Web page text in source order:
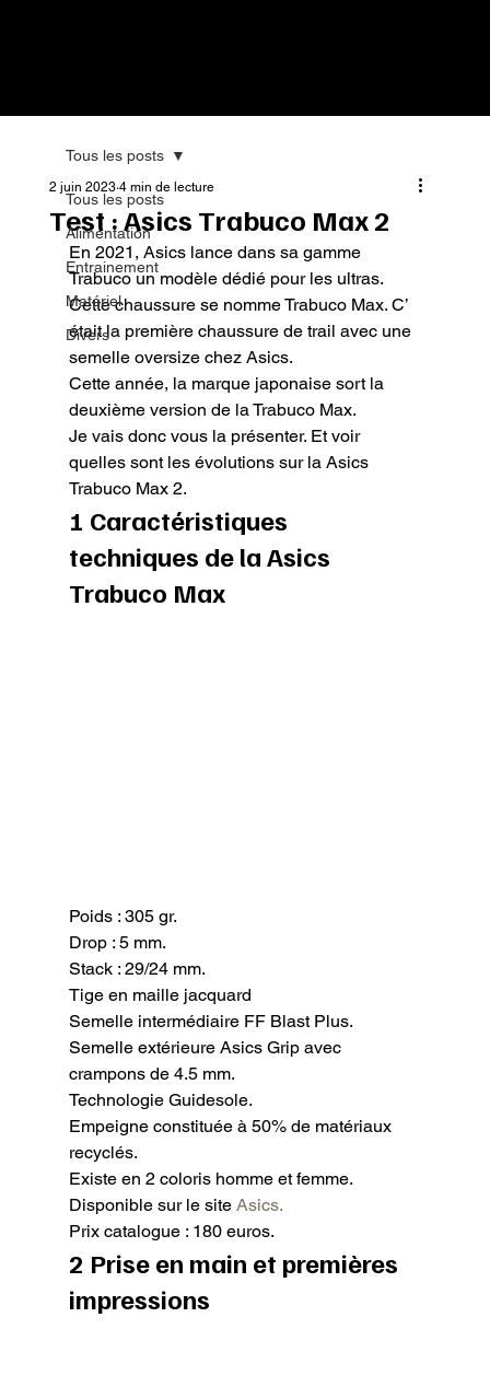
Tous les posts
Alimentation
Entrainement
Matériel
Divers
Tous les posts
Test : Asics Trabuco Max 2
2 juin 2023 4 min de lecture
En 2021, Asics lance dans sa gamme
Trabuco un modèle dédié pour les ultras.
Cette chaussure se nomme Trabuco Max. C’
était la première chaussure de trail avec une
semelle oversize chez Asics.
Cette année, la marque japonaise sort la
deuxième version de la Trabuco Max.
Je vais donc vous la présenter. Et voir
quelles sont les évolutions sur la Asics
Trabuco Max 2.
1 Caractéristiques
techniques de la Asics
Trabuco Max
Poids : 305 gr.
Drop : 5 mm.
Stack : 29/24 mm.
Tige en maille jacquard
Semelle intermédiaire FF Blast Plus.
Semelle extérieure Asics Grip avec
crampons de 4.5 mm.
Technologie Guidesole.
Empeigne constituée à 50% de matériaux
recyclés.
Existe en 2 coloris homme et femme.
Disponible sur le site Asics.
Prix catalogue : 180 euros.
2 Prise en main et premières
impressions